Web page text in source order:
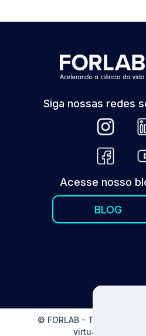
Siga nossas redes
Acesse nosso
BLOG
© FORLAB - Todos os
virtual. Fale